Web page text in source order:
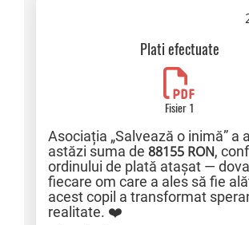
Plati efectuate
Fisier 1
Asociația „Salvează o inimă” a
astăzi suma de 88155 RON,
ordinului de plată atașat —
fiecare om care a ales să fie
acest copil a transformat
realitate. ❤️